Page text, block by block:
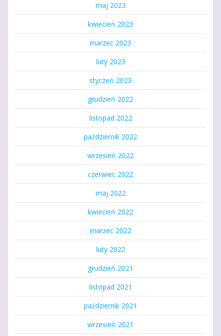
maj 2023
kwiecień 2023
marzec 2023
luty 2023
styczeń 2023
grudzień 2022
listopad 2022
październik 2022
wrzesień 2022
czerwiec 2022
maj 2022
kwiecień 2022
marzec 2022
luty 2022
grudzień 2021
listopad 2021
październik 2021
wrzesień 2021